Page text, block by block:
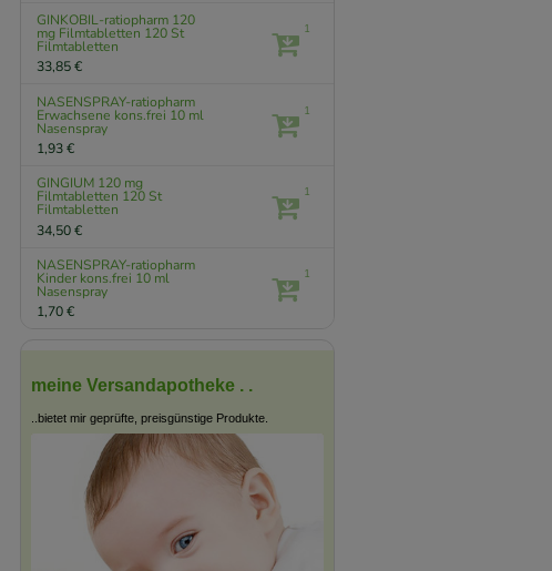
GINKOBIL-ratiopharm 120
mg Filmtabletten 120 St
Filmtabletten
33,85 €
1
NASENSPRAY-ratiopharm
Erwachsene kons.frei 10 ml
Nasenspray
1,93 €
1
GINGIUM 120 mg
Filmtabletten 120 St
Filmtabletten
34,50 €
1
NASENSPRAY-ratiopharm
Kinder kons.frei 10 ml
Nasenspray
1,70 €
1
meine Versandapotheke . .
..bietet mir geprüfte, preisgünstige Produkte.